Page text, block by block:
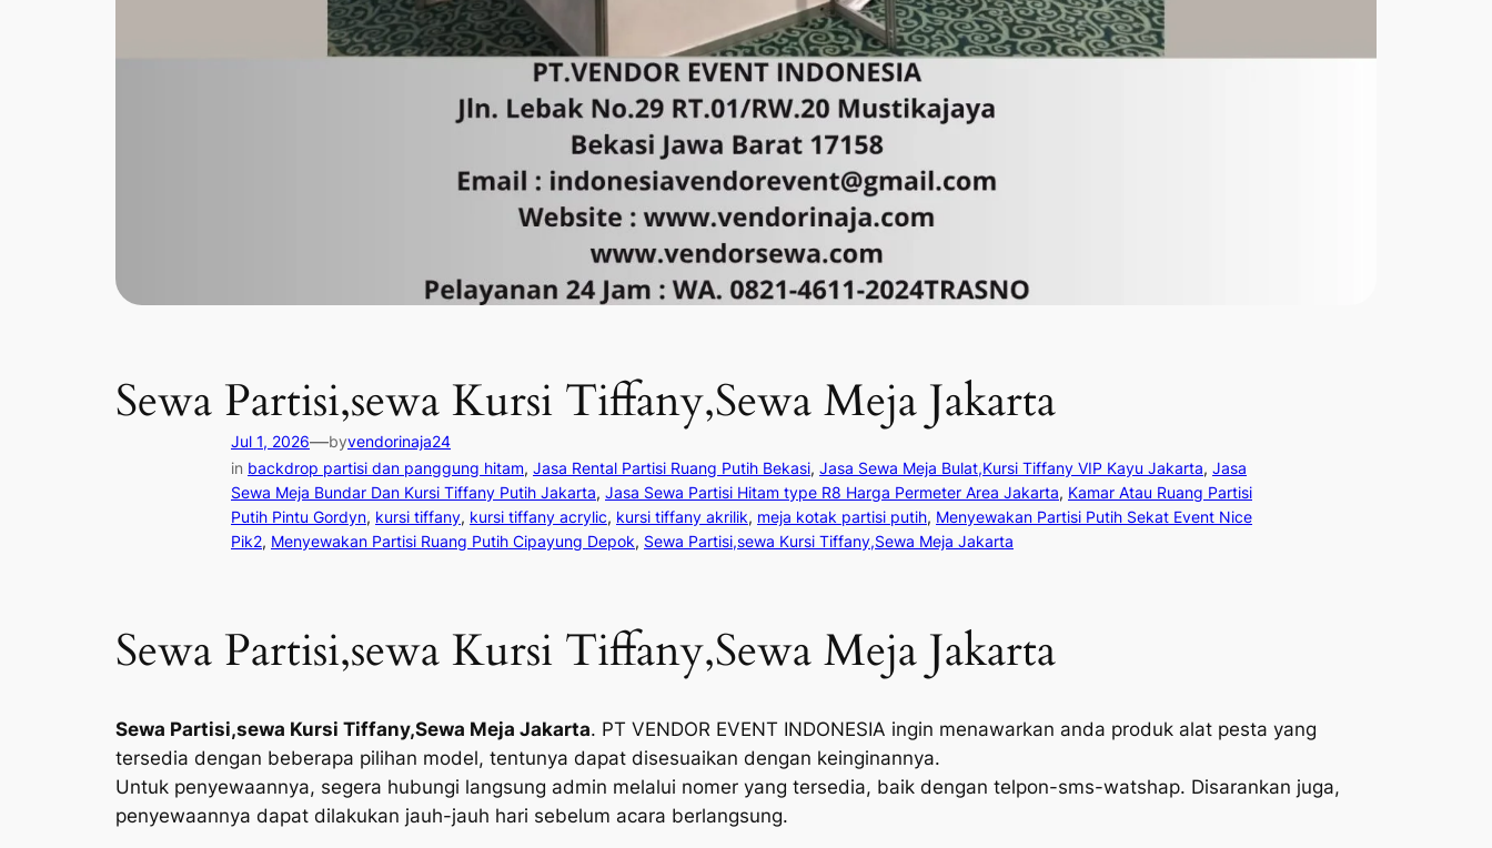
Sewa Partisi,sewa Kursi Tiffany,Sewa Meja Jakarta
Jul 1, 2026—byvendorinaja24
in backdrop partisi dan panggung hitam, Jasa Rental Partisi Ruang Putih Bekasi, Jasa Sewa Meja Bulat,Kursi Tiffany VIP Kayu Jakarta, Jasa
Sewa Meja Bundar Dan Kursi Tiffany Putih Jakarta, Jasa Sewa Partisi Hitam type R8 Harga Permeter Area Jakarta, Kamar Atau Ruang Partisi
Putih Pintu Gordyn, kursi tiffany, kursi tiffany acrylic, kursi tiffany akrilik, meja kotak partisi putih, Menyewakan Partisi Putih Sekat Event Nice
Pik2, Menyewakan Partisi Ruang Putih Cipayung Depok, Sewa Partisi,sewa Kursi Tiffany,Sewa Meja Jakarta
Sewa Partisi,sewa Kursi Tiffany,Sewa Meja Jakarta
Sewa Partisi,sewa Kursi Tiffany,Sewa Meja Jakarta. PT VENDOR EVENT INDONESIA ingin menawarkan anda produk alat pesta yang
tersedia dengan beberapa pilihan model, tentunya dapat disesuaikan dengan keinginannya.
Untuk penyewaannya, segera hubungi langsung admin melalui nomer yang tersedia, baik dengan telpon-sms-watshap. Disarankan juga,
penyewaannya dapat dilakukan jauh-jauh hari sebelum acara berlangsung.